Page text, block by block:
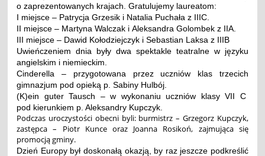
o zaprezentowanych krajach. Gratulujemy laureatom:
I miejsce – Patrycja Grzesik i Natalia Puchała z IIIC.
II miejsce – Martyna Walczak i Aleksandra Golombek z IIA.
III miejsce – Dawid Kołodziejczyk i Sebastian Laksa z IIIB
Uwieńczeniem dnia były dwa spektakle teatralne w języku
angielskim i niemieckim.
Cinderella – przygotowana przez uczniów klas trzecich
gimnazjum pod opieką p. Sabiny Hulbój.
(K)ein guter Tausch – w wykonaniu uczniów klasy VII C
pod kierunkiem p. Aleksandry Kupczyk.
Podczas uroczystości obecni byli: burmistrz – Grzegorz Kupczyk,
zastępca – Piotr Kunce oraz Joanna Rosikoń, zajmująca się
promocją gminy.
Dzień Europy był doskonałą okazją, by raz jeszcze podkreślić